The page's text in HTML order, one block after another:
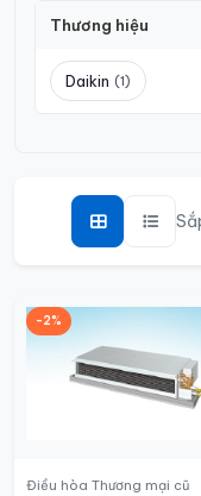
Thương hiệu
Daikin (1)
-2%
Điều hòa Thương mại cũ